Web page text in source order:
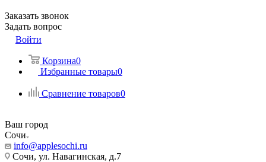
Заказать звонок
Задать вопрос
Войти
Корзина0
Избранные товары0
Сравнение товаров0
Ваш город
Сочи
info@applesochi.ru
Сочи, ул. Навагинская, д.7